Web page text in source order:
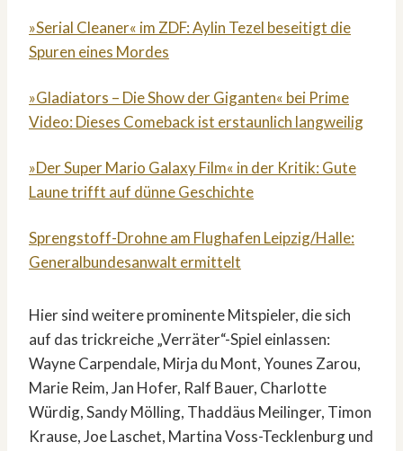
»Serial Cleaner« im ZDF: Aylin Tezel beseitigt die
Spuren eines Mordes
»Gladiators – Die Show der Giganten« bei Prime
Video: Dieses Comeback ist erstaunlich langweilig
»Der Super Mario Galaxy Film« in der Kritik: Gute
Laune trifft auf dünne Geschichte
Sprengstoff-Drohne am Flughafen Leipzig/Halle:
Generalbundesanwalt ermittelt
Hier sind weitere prominente Mitspieler, die sich
auf das trickreiche „Verräter“-Spiel einlassen:
Wayne Carpendale, Mirja du Mont, Younes Zarou,
Marie Reim, Jan Hofer, Ralf Bauer, Charlotte
Würdig, Sandy Mölling, Thaddäus Meilinger, Timon
Krause, Joe Laschet, Martina Voss-Tecklenburg und